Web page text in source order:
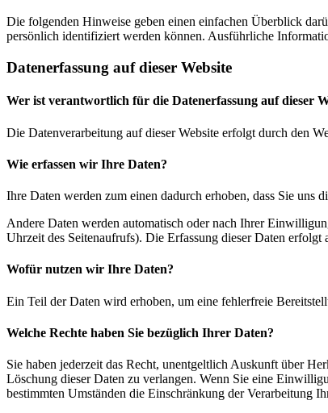
Die folgenden Hinweise geben einen einfachen Überblick
persönlich identifiziert werden können. Ausführliche
Datenerfassung auf dieser Website
Wer ist verantwortlich für die Datenerfassung auf dieser
Die Datenverarbeitung auf dieser Website erfolgt durch den
Wie erfassen wir Ihre Daten?
Ihre Daten werden zum einen dadurch erhoben, dass Sie
Andere Daten werden automatisch oder nach Ihrer
Uhrzeit des Seitenaufrufs). Die Erfassung dieser Daten erfolgt
Wofür nutzen wir Ihre Daten?
Ein Teil der Daten wird erhoben, um eine fehlerfreie
Welche Rechte haben Sie bezüglich Ihrer Daten?
Sie haben jederzeit das Recht, unentgeltlich Auskunft über
Löschung dieser Daten zu verlangen. Wenn Sie eine
bestimmten Umständen die Einschränkung der Verarbeitung